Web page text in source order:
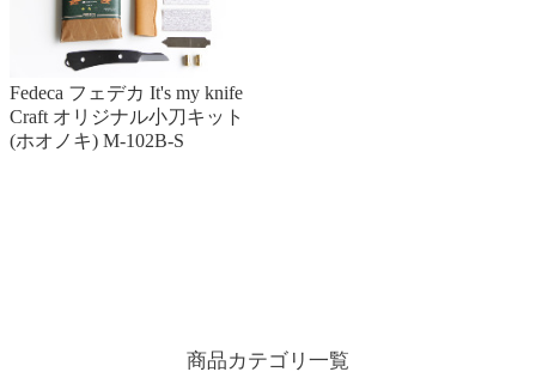
Fedeca フェデカ It's my knife
Craft オリジナル小刀キット
(ホオノキ) M-102B-S
商品カテゴリ一覧